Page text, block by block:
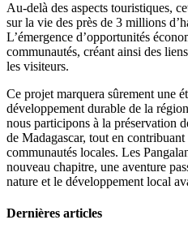
Au-delà des aspects touristiques,
sur la vie des près de 3 millions
L’émergence d’opportunités
communautés, créant ainsi des
les visiteurs.
Ce projet marquera sûrement une
développement durable de la
nous participons à la préservation
de Madagascar, tout en contribuant
communautés locales. Les
nouveau chapitre, une aventure
nature et le développement local
Dernières articles